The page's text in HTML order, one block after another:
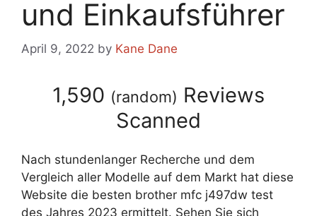
und Einkaufsführer
April 9, 2022 by Kane Dane
1,590 (random) Reviews
Scanned
Nach stundenlanger Recherche und dem
Vergleich aller Modelle auf dem Markt hat diese
Website die besten brother mfc j497dw test
des Jahres 2023 ermittelt. Sehen Sie sich